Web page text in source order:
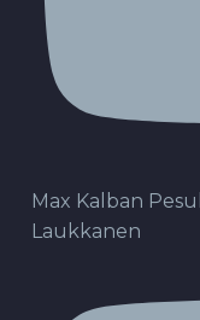
Max Kalban
Laukkanen